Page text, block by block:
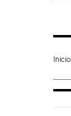
Inicio